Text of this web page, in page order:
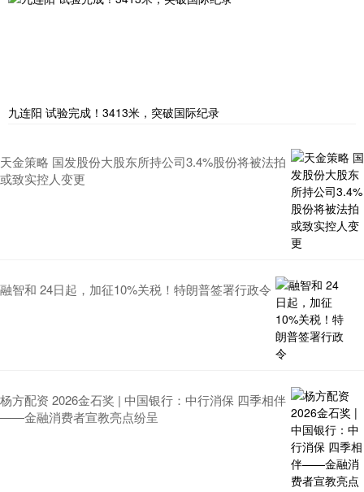
九连阳 试验完成！3413米，突破国际纪录
天金策略 国发股份大股东所持公司3.4%股份将被法拍
或致实控人变更
融智和 24日起，加征10%关税！特朗普签署行政令
杨方配资 2026金石奖 | 中国银行：中行消保 四季相伴
——金融消费者宣教亮点纷呈